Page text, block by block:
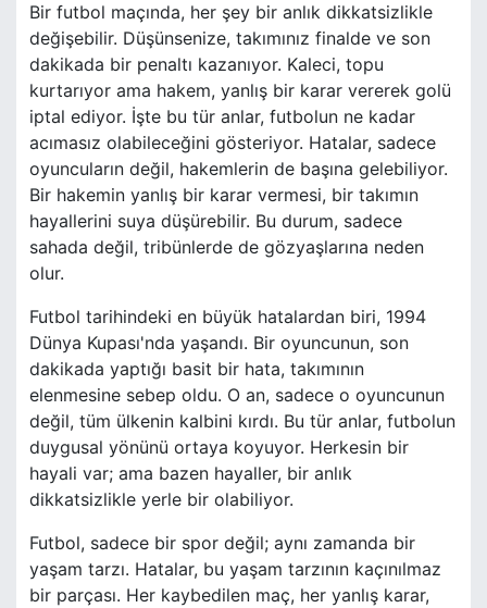
Bir futbol maçında, her şey bir anlık dikkatsizlikle
değişebilir. Düşünsenize, takımınız finalde ve son
dakikada bir penaltı kazanıyor. Kaleci, topu
kurtarıyor ama hakem, yanlış bir karar vererek golü
iptal ediyor. İşte bu tür anlar, futbolun ne kadar
acımasız olabileceğini gösteriyor. Hatalar, sadece
oyuncuların değil, hakemlerin de başına gelebiliyor.
Bir hakemin yanlış bir karar vermesi, bir takımın
hayallerini suya düşürebilir. Bu durum, sadece
sahada değil, tribünlerde de gözyaşlarına neden
olur.
Futbol tarihindeki en büyük hatalardan biri, 1994
Dünya Kupası'nda yaşandı. Bir oyuncunun, son
dakikada yaptığı basit bir hata, takımının
elenmesine sebep oldu. O an, sadece o oyuncunun
değil, tüm ülkenin kalbini kırdı. Bu tür anlar, futbolun
duygusal yönünü ortaya koyuyor. Herkesin bir
hayali var; ama bazen hayaller, bir anlık
dikkatsizlikle yerle bir olabiliyor.
Futbol, sadece bir spor değil; aynı zamanda bir
yaşam tarzı. Hatalar, bu yaşam tarzının kaçınılmaz
bir parçası. Her kaybedilen maç, her yanlış karar,